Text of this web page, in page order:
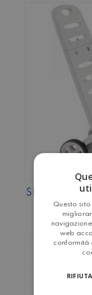
SPIAGGINA TROLLEY IN PLASTICA
Questo
web
conformità
RIFIUTA